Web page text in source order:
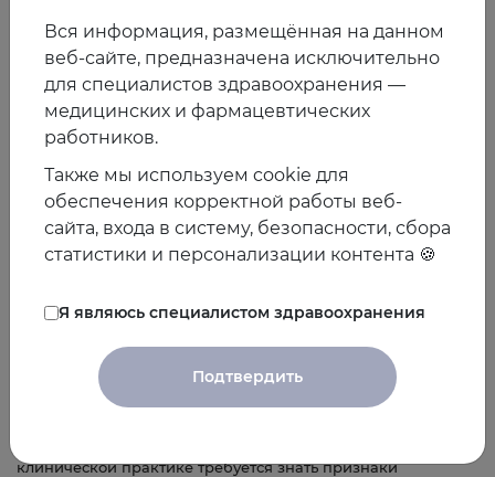
инвалидизации пациента и требуют рационального
назначения антикоагулянтной терапии.
Таким образом проблема имеет две стороны и требует
рационального подхода в обоих случаях Наиболее сложно
выполнение анализа рисков и понимание необходимости
когда дефицит времени и отсутствие результатов
углубленного инструментального анализа, делают трудным
принятие диагностического решения. Методически
простой выход из этой ситуации – ориентир врача общей
пациента с точки зрения вероятности нарушения ритма и
кровотечения у пациентов нарушения ритма по типу
фибрилляции предсердий. Важнейшей составной успеха
клинической практике требуется знать признаки
Вся информация, размещённая на данном
веб-сайте, предназначена исключительно
для специалистов здравоохранения —
медицинских и фармацевтических
работников.
Также мы используем cookie для
обеспечения корректной работы веб-
сайта, входа в систему, безопасности, сбора
статистики и персонализации контента 🍪
Я являюсь специалистом здравоохранения
Подтвердить